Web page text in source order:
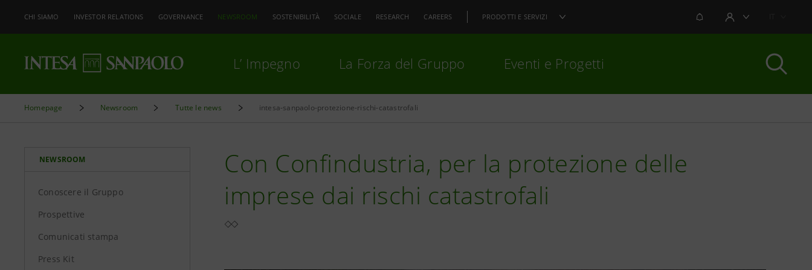
CHI SIAMO INVESTOR RELATIONS GOVERNANCE NEWSROOM SOSTENIBILITÀ SOCIALE RESEARCH CAREERS PRODOTTI E SERVIZI NOTIFICHEAREA UTENTE
L’ Impegno La Forza del Gruppo Eventi e Progetti
Homepage Newsroom Tutte le news intesa-sanpaolo-protezione-rischi-catastrofali
NEWSROOM
Conoscere il Gruppo
Prospettive
Comunicati stampa
Press Kit
Con Confindustria, per la protezione delle
imprese dai rischi catastrofali